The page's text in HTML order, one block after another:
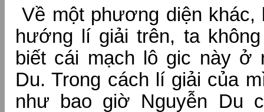
Về một phương diện khác,
hướng lí giải trên, ta
biết cái mạch lô gic này ở
Du. Trong cách lí giải của
như bao giờ Nguyễn Du